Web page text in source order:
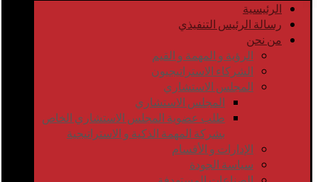
الرئيسية
رسالة الرئيس التنفيذي
من نحن
الرؤية و المهمة و القيم
الشركاء الاستراتيجيون
المجلس الاستشاري
المجلس الاستشاري
طلب عضوية المجلس الاستشاري الخاص
بشركة المهمة الذكية و الاستراتيجية
الإدارات و الأقسام
سياسة الجودة